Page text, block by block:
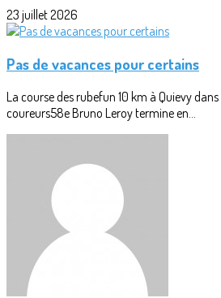
23 juillet 2026
Pas de vacances pour certains
La course des rubefun 10 km à Quievy
coureurs58e Bruno Leroy termine en...